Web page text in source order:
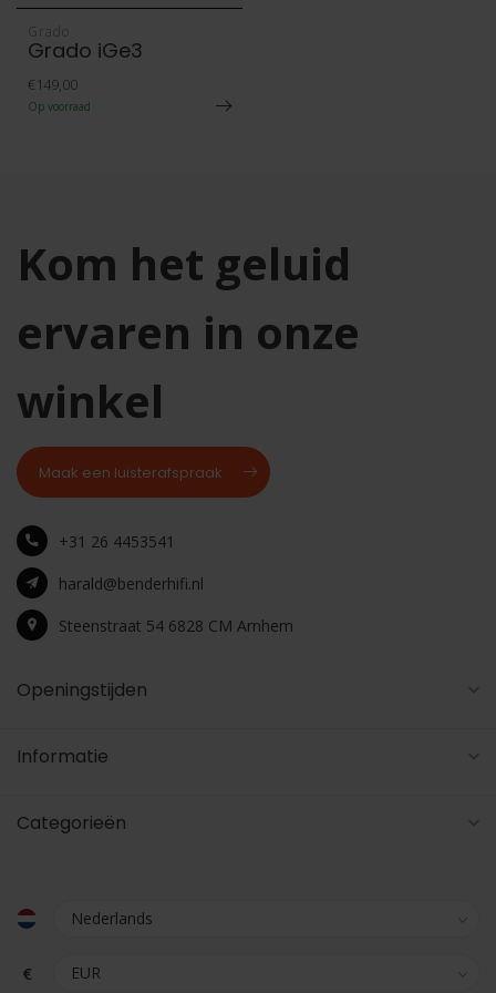
Grado
Grado iGe3
€149,00
Op voorraad
Kom het geluid
ervaren in onze
winkel
Maak een luisterafspraak
+31 26 4453541
harald@benderhifi.nl
Steenstraat 54 6828 CM Arnhem
Openingstijden
Informatie
Categorieën
€